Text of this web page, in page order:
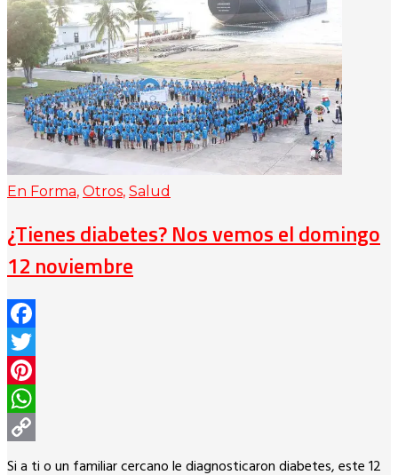
En Forma, Otros, Salud
¿Tienes diabetes? Nos vemos el domingo
12 noviembre
Facebook
Twitter
Pinterest
WhatsApp
Copy
Si a ti o un familiar cercano le diagnosticaron diabetes, este 12